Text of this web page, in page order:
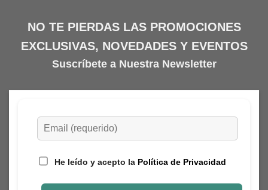
NO TE PIERDAS LAS PROMOCIONES
EXCLUSIVAS, NOVEDADES Y EVENTOS
Suscríbete a Nuestra Newsletter
He leído y acepto la Política de Privacidad